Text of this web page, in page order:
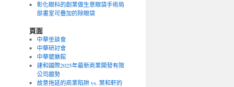
彰化眼科的創業做生意眼袋手術局
部畫室可疊加的除眼袋
頁面
中華坐談會
中華研討會
中華貔貅館
建和國際2025年最新商業開發有限
公司趨勢
故意拖延的商業陷阱 vs. 葉和軒的